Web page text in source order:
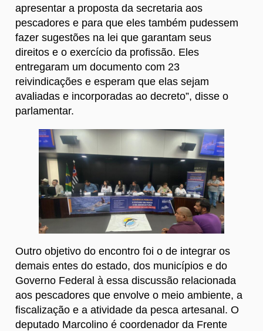
apresentar a proposta da secretaria aos
pescadores e para que eles também pudessem
fazer sugestões na lei que garantam seus
direitos e o exercício da profissão. Eles
entregaram um documento com 23
reivindicações e esperam que elas sejam
avaliadas e incorporadas ao decreto”, disse o
parlamentar.
Outro objetivo do encontro foi o de integrar os
demais entes do estado, dos municípios e do
Governo Federal à essa discussão relacionada
aos pescadores que envolve o meio ambiente, a
fiscalização e a atividade da pesca artesanal. O
deputado Marcolino é coordenador da Frente